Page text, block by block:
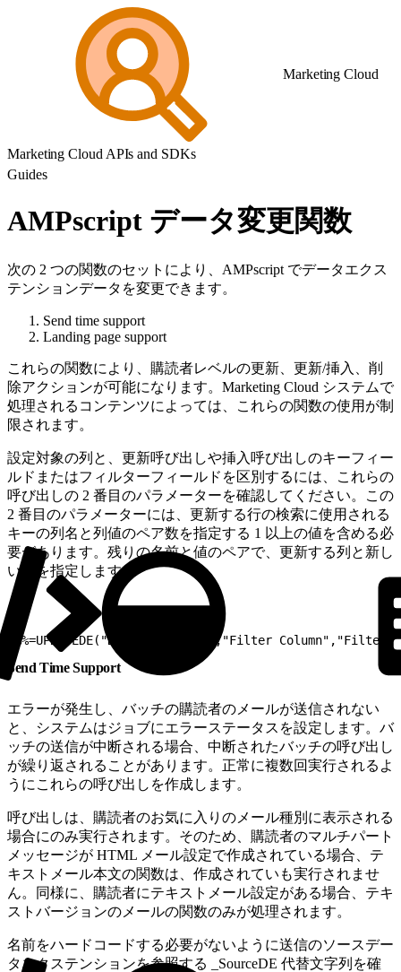
Marketing Cloud
Marketing Cloud APIs and SDKs
Guides
AMPscript データ変更関数
次の 2 つの関数のセットにより、AMPscript でデータエクス
テンションデータを変更できます。
Send time support
Landing page support
これらの関数により、購読者レベルの更新、更新/挿入、削
除アクションが可能になります。Marketing Cloud システムで
処理されるコンテンツによっては、これらの関数の使用が制
限されます。
設定対象の列と、更新呼び出しや挿入呼び出しのキーフィー
ルドまたはフィルターフィールドを区別するには、これらの
呼び出しの 2 番目のパラメーターを確認してください。この
2 番目のパラメーターには、更新する行の検索に使用される
キーの列名と列値のペア数を指定する 1 以上の値を含める必
要があります。残りの名前と値のペアで、更新する列と新し
い値を指定します。
%%=UPDATEDE("DE_To_Update",1,"Filter Column","Filter
Send Time Support
エラーが発生し、バッチの購読者のメールが送信されない
と、システムはジョブにエラーステータスを設定します。バ
ッチの送信が中断される場合、中断されたバッチの呼び出し
が繰り返されることがあります。正常に複数回実行されるよ
うにこれらの呼び出しを作成します。
呼び出しは、購読者のお気に入りのメール種別に表示される
場合にのみ実行されます。そのため、購読者のマルチパート
メッセージが HTML メール設定で作成されている場合、テ
キストメール本文の関数は、作成されていも実行されませ
ん。同様に、購読者にテキストメール設定がある場合、テキ
ストバージョンのメールの関数のみが処理されます。
名前をハードコードする必要がないように送信のソースデー
タエクステンションを参照する _SourceDE 代替文字列を確